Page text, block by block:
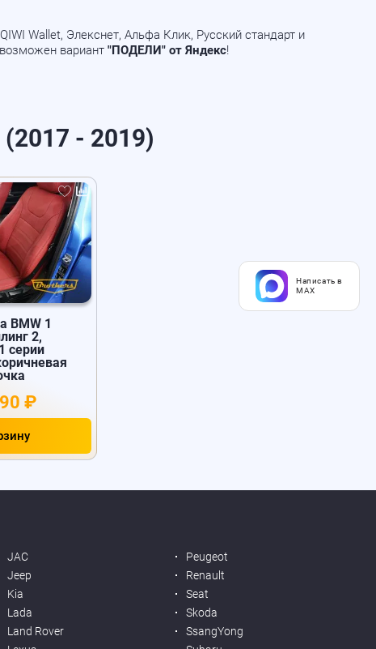
Wallet, Элекснет, Альфа Клик, Русский стандарт и
возможен вариант"ПОДЕЛИ" от Яндекс!
(2017 - 2019)
BMW 1
2,
серии
₽
JAC
Jeep
Kia
Lada
Land Rover
Peugeot
Renault
Seat
Skoda
SsangYong
Написать в
MAX